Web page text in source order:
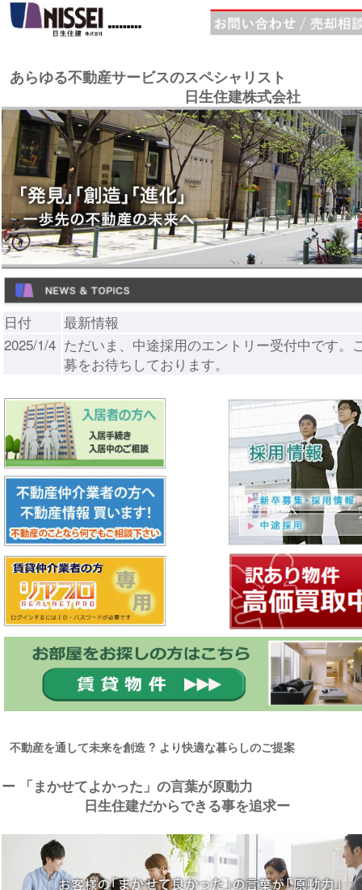
あらゆる不動産サービスのスペシャリスト
日生住建株式会社
日付
最新情報
2025/1/4 ただいま、中途採用のエントリー受付中です。
募をお待ちしております。
不動産を通して未来を創造 ? より快適な暮らしのご提案
ー 「まかせてよかった」の言葉が原動力
日生住建だからできる事を追求ー